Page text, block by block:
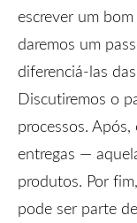
escrever um
daremos um
diferenciá-las
Discutiremos o
processos.
entregas —
produtos. Por
pode ser parte